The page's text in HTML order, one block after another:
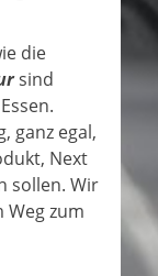
die
sind
ganz egal,
Next
sollen. Wir
Weg zum